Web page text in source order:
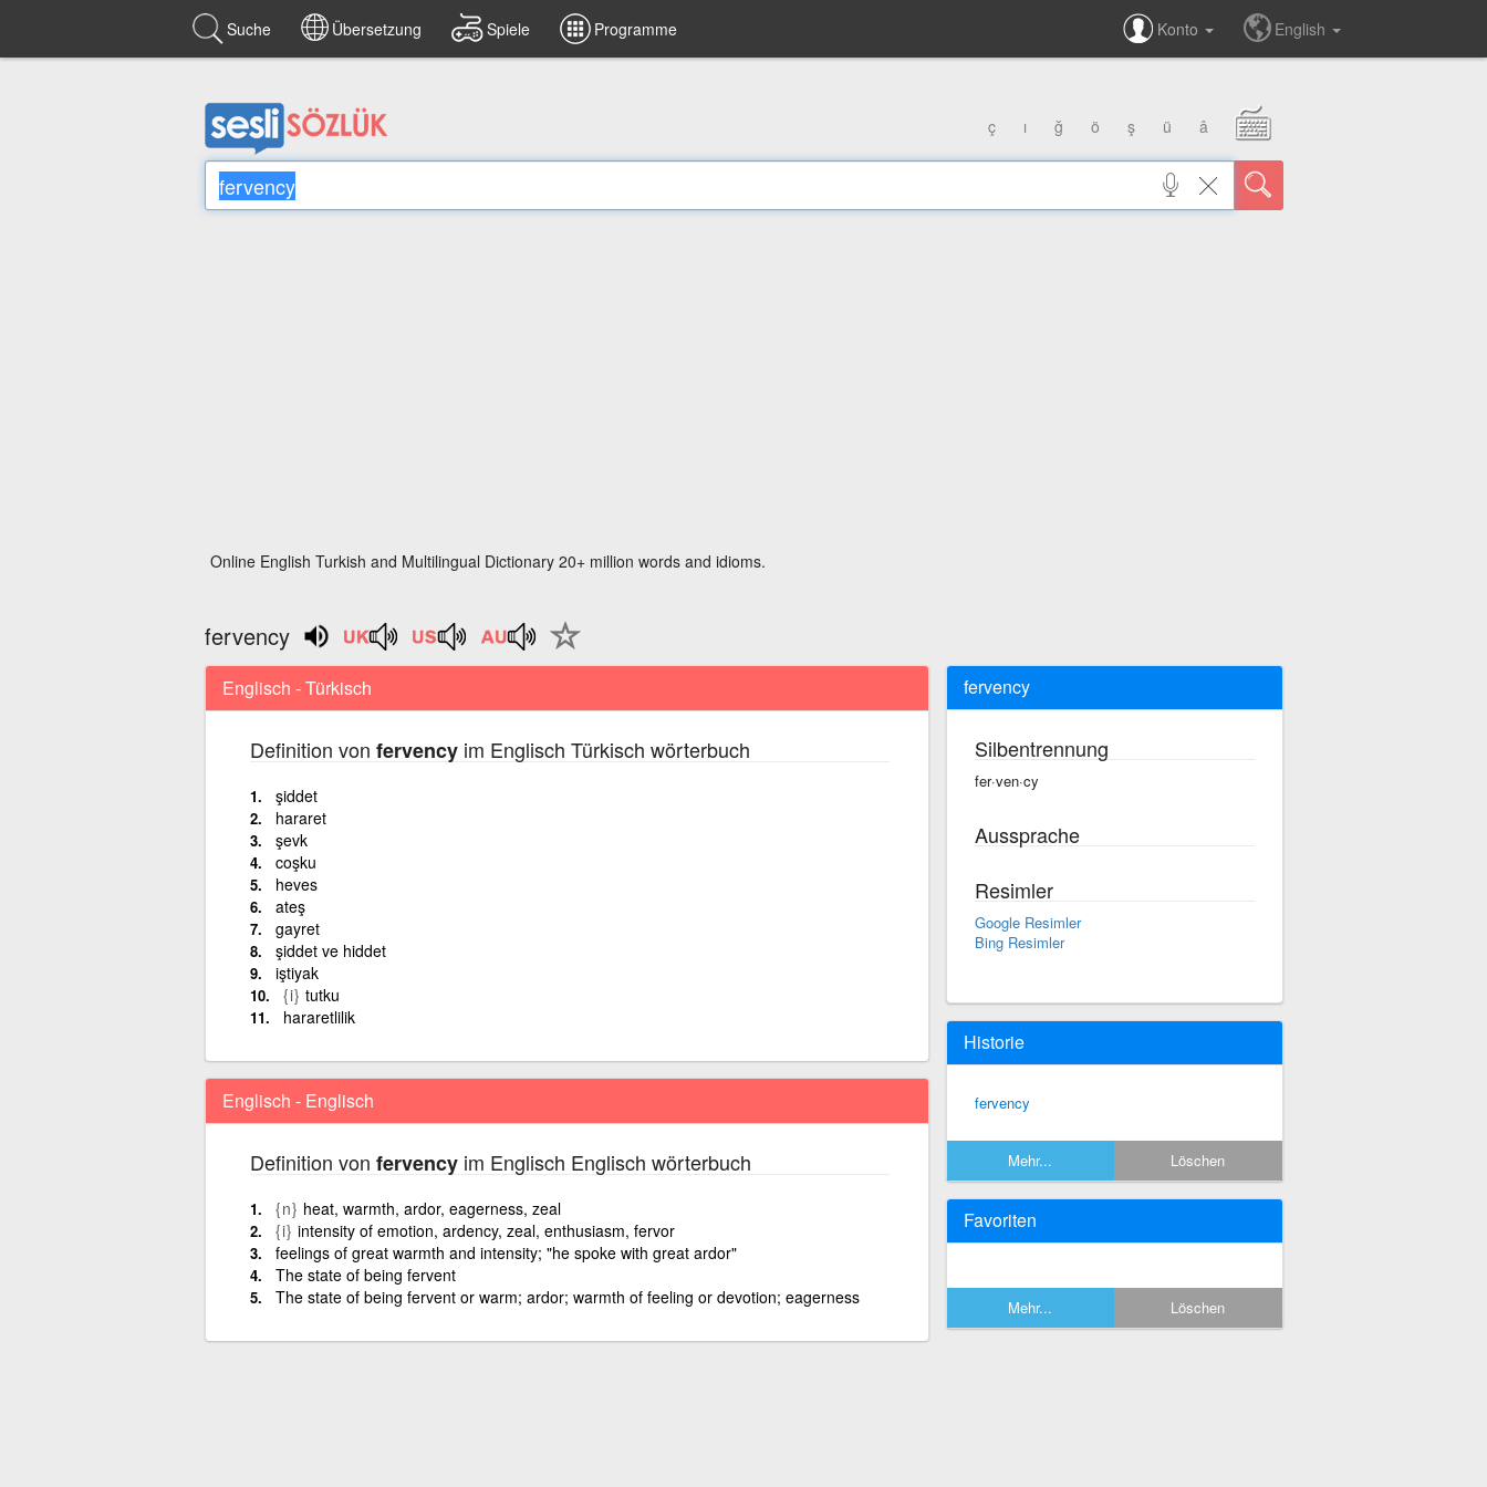
Suche Übersetzung Spiele Programme Konto English
ç ı ğ ö ş ü â
Online English Turkish and Multilingual Dictionary 20+ million words and idioms.
fervency
Englisch - Türkisch
Definition von fervencyim Englisch Türkisch wörterbuch
şiddet
hararet
şevk
coşku
heves
ateş
gayret
şiddet ve hiddet
iştiyak
{i} tutku
hararetlilik
Englisch - Englisch
Definition von fervencyim Englisch Englisch wörterbuch
{n} heat, warmth, ardor, eagerness, zeal
{i} intensity of emotion, ardency, zeal, enthusiasm, fervor
feelings of great warmth and intensity; "he spoke with great ardor"
The state of being fervent
The state of being fervent or warm; ardor; warmth of feeling or devotion; eagerness
fervency
Silbentrennung
fer·ven·cy
Aussprache
Resimler
Google Resimler
Bing Resimler
Historie
fervency
Mehr... Löschen
Favoriten
Mehr... Löschen